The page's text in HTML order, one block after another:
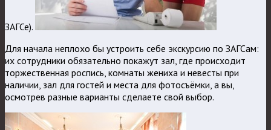
ЗАГСе).
Для начала неплохо бы устроить себе экскурсию по ЗАГСам:
их сотрудники обязательно покажут зал, где происходит
торжественная роспись, комнаты жениха и невесты при
наличии, зал для гостей и места для фотосъёмки, а вы,
осмотрев разные варианты сделаете свой выбор.